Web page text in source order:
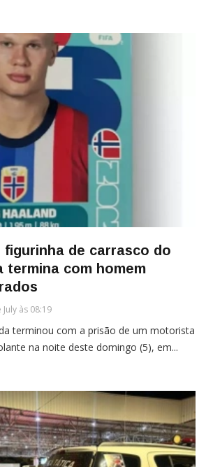
figurinha de carrasco do
termina com homem
às 08:19
terminou com a prisão de um motorista
na noite deste domingo (5), em...